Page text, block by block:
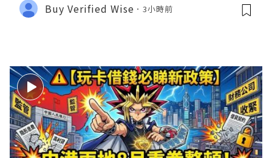
Buy Verified Wise 3小時前